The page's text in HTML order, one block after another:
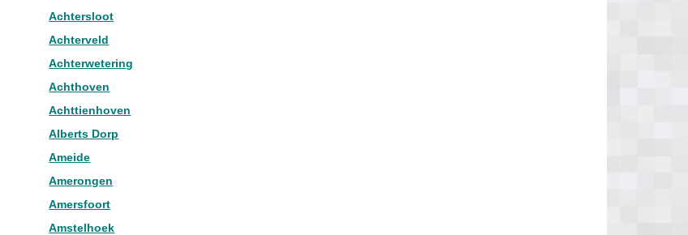
Achtersloot
Achterveld
Achterwetering
Achthoven
Achttienhoven
Alberts Dorp
Ameide
Amerongen
Amersfoort
Amstelhoek